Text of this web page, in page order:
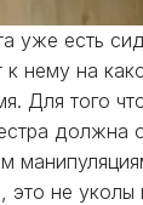
уже есть
нему на
Для того
должна
это не уколы